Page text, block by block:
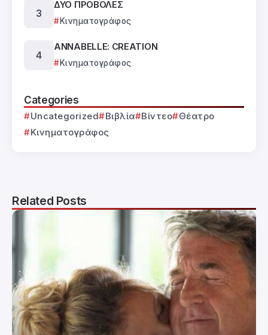
ΔΥΟ ΠΡΟΒΟΛΕΣ
Κινηματογράφος
ANNABELLE: CREATION
Κινηματογράφος
Categories
Uncategorized Βιβλία Βίντεο
Θέατρο
Κινηματογράφος
Related Posts